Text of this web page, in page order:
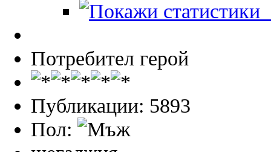
Потребител герой
Публикации: 5893
Пол: